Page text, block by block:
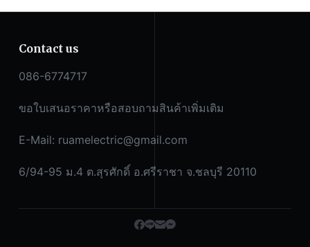
Contact us
086-6774717
ขอใบเสนอราคาหรือสอบถามสินค้าเพิ่มเติม
E-Mail: ruamelectric@gmail.com
6/94-95 ม.4 ต.สุรศักดิ์ อ.ศรีราชา จ.ชลบุรี 20110